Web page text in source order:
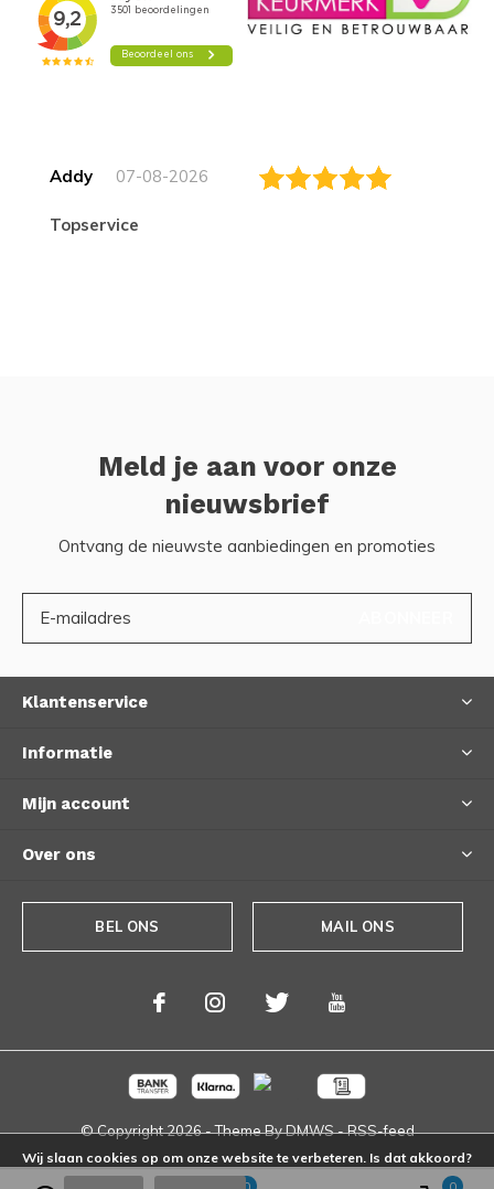
Addy 07-08-2026
topservice
Meld je aan voor onze
nieuwsbrief
Ontvang de nieuwste aanbiedingen en promoties
Klantenservice
Informatie
Mijn account
Over ons
BEL ONS MAIL ONS
© Copyright2026- Theme ByDMWS-RSS-feed
Wij slaan cookies op om onze website te verbeteren. Is dat akkoord?